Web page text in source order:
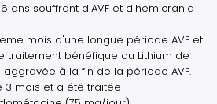
ans souffrant d'AVF et d'hemicrania
mois d'une longue période AVF et
traitement bénéfique au Lithium de
aggravée à la fin de la période AVF.
3 mois et a été traitée